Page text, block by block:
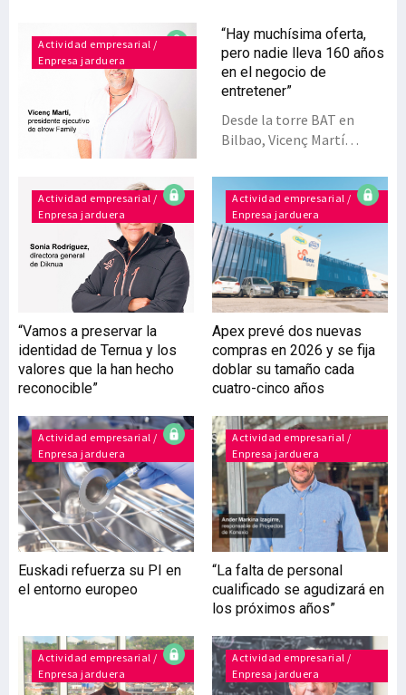
Actividad empresarial /
Enpresa jarduera
“Hay muchísima oferta,
pero nadie lleva 160 años
en el negocio de
entretener”
Desde la torre BAT en
Bilbao, Vicenç Martí
empresarial de elrow
Family, una saga familiar
con 160 años de historia en
el entretenimiento, que
trasladó su domicilio
social de Fraga (Aragón) y
Barcelona a Bizkaia hace
miembro de la familia
Arnau por sangre, es el
primer accionista externo
y directivo que ha pilotado
la transformación de una
marca de fiestas en una
multinacional del
entretenimiento. Con una
facturación de 50 millones
de euros y la previsión de
alcanzar los 60 millones
gestiona hoy 18
sociedades desde Bizkaia,
demostrando que la
música electrónica es,
ante todo, una
Actividad empresarial /
Enpresa jarduera
“Vamos a preservar la
identidad de Ternua y los
valores que la han hecho
reconocible”
Actividad empresarial /
Enpresa jarduera
Apex prevé dos nuevas
compras en 2026 y se fija
doblar su tamaño cada
cuatro-cinco años
Actividad empresarial /
Enpresa jarduera
Euskadi refuerza su PI en
el entorno europeo
Actividad empresarial /
Enpresa jarduera
“La falta de personal
cualificado se agudizará en
los próximos años”
Actividad empresarial /
Enpresa jarduera
Actividad empresarial /
Enpresa jarduera